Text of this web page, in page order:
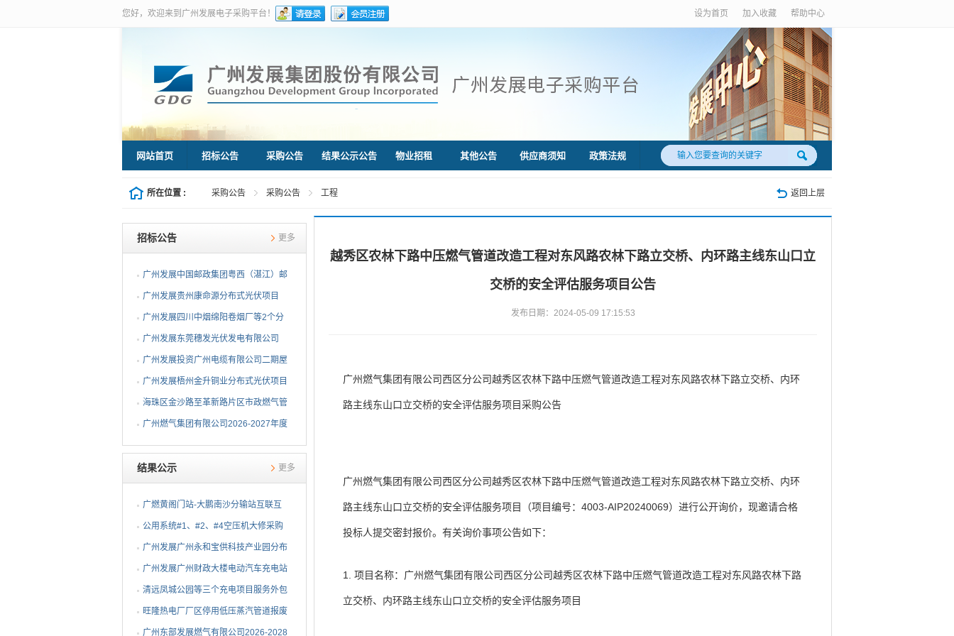
您好，欢迎来到广州发展电子采购平台！ 设为首页 加入收藏 帮助中心
网站首页 招标公告 采购公告 结果公示公告 物业招租 其他公告 供应商须知 政策法规
所在位置 : 采购公告 采购公告 工程 返回上层
越秀区农林下路中压燃气管道改造工程对东风路农林下路立交桥、内环路主线东山口立
交桥的安全评估服务项目公告
发布日期：2024-05-09 17:15:53
广州燃气集团有限公司西区分公司越秀区农林下路中压燃气管道改造工程对东风路农林下路立交桥、内环
路主线东山口立交桥的安全评估服务项目采购公告
广州燃气集团有限公司西区分公司越秀区农林下路中压燃气管道改造工程对东风路农林下路立交桥、内环
路主线东山口立交桥的安全评估服务项目（项目编号：4003-AIP20240069）进行公开询价，现邀请合格
投标人提交密封报价。有关询价事项公告如下：
1. 项目名称：广州燃气集团有限公司西区分公司越秀区农林下路中压燃气管道改造工程对东风路农林下路
立交桥、内环路主线东山口立交桥的安全评估服务项目
招标公告 更多
广州发展中国邮政集团粤西（湛江）邮
件处理中心等3个分布...
广州发展贵州康命源分布式光伏项目
EPC总承包（第二次招标...
广州发展四川中烟绵阳卷烟厂等2个分
布式光伏项目EPC总承包...
广州发展东莞穗发光伏发电有限公司
（广州港新沙港务有限公...
广州发展投资广州电缆有限公司二期屋
顶分布式光伏项目EPC...
广州发展梧州金升铜业分布式光伏项目
EPC总承包招标公告
海珠区金沙路至革新路片区市政燃气管
网更新工程招标公告
广州燃气集团有限公司2026-2027年度
燃气用埋地聚乙烯（PE1...
结果公示 更多
广燃黄阁门站-大鹏南沙分输站互联互
通改造安全评价及职业...
公用系统#1、#2、#4空压机大修采购
结果公告
⼴州发展⼴州永和宝供科技产业园分布
式光伏项⽬可⾏性研究...
广州发展广州财政大楼电动汽车充电站
项目采购结果公告
清远凤城公园等三个充电项目服务外包
项目采购结果公告
旺隆热电厂厂区停用低压蒸汽管道报废
拆除及废旧物资处置项...
广州东部发展燃气有限公司2026-2028